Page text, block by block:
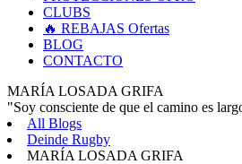
CLUBS
🔥 REBAJAS Ofertas
BLOG
CONTACTO
MARÍA LOSADA GRIFA
"Soy consciente de que el camino es
All Blogs
Deinde Rugby
MARÍA LOSADA GRIFA